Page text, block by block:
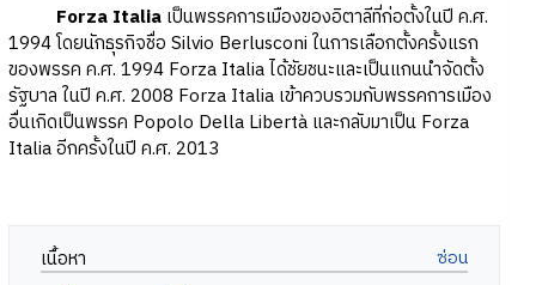
Forza Italiaเป็นพรรคการเมืองของอิตาลีที่ก่อตั้งในปี ค.ศ.
1994 โดยนักธุรกิจชื่อ Silvio Berlusconi ในการเลือกตั้งครั้งแรก
ของพรรค ค.ศ. 1994 Forza Italia ได้ชัยชนะและเป็นแกนนำจัดตั้ง
รัฐบาล ในปี ค.ศ. 2008 Forza Italia เข้าควบรวมกับพรรคการเมือง
อื่นเกิดเป็นพรรค Popolo Della Libertà และกลับมาเป็น Forza
Italia อีกครั้งในปี ค.ศ. 2013
เนื้อหา